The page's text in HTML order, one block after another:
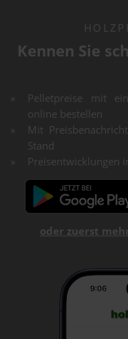
Kennen Sie
Pelletpreise mit
online bestellen
Mit
Stand
Preisentwicklungen
oder zuerst